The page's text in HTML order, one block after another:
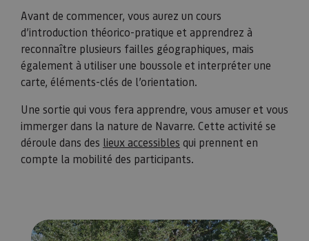
Avant de commencer, vous aurez un cours
d’introduction théorico-pratique et apprendrez à
reconnaître plusieurs failles géographiques, mais
également à utiliser une boussole et interpréter une
carte, éléments-clés de l’orientation.
Une sortie qui vous fera apprendre, vous amuser et vous
immerger dans la nature de Navarre. Cette activité se
déroule dans des lieux accessibles qui prennent en
compte la mobilité des participants.